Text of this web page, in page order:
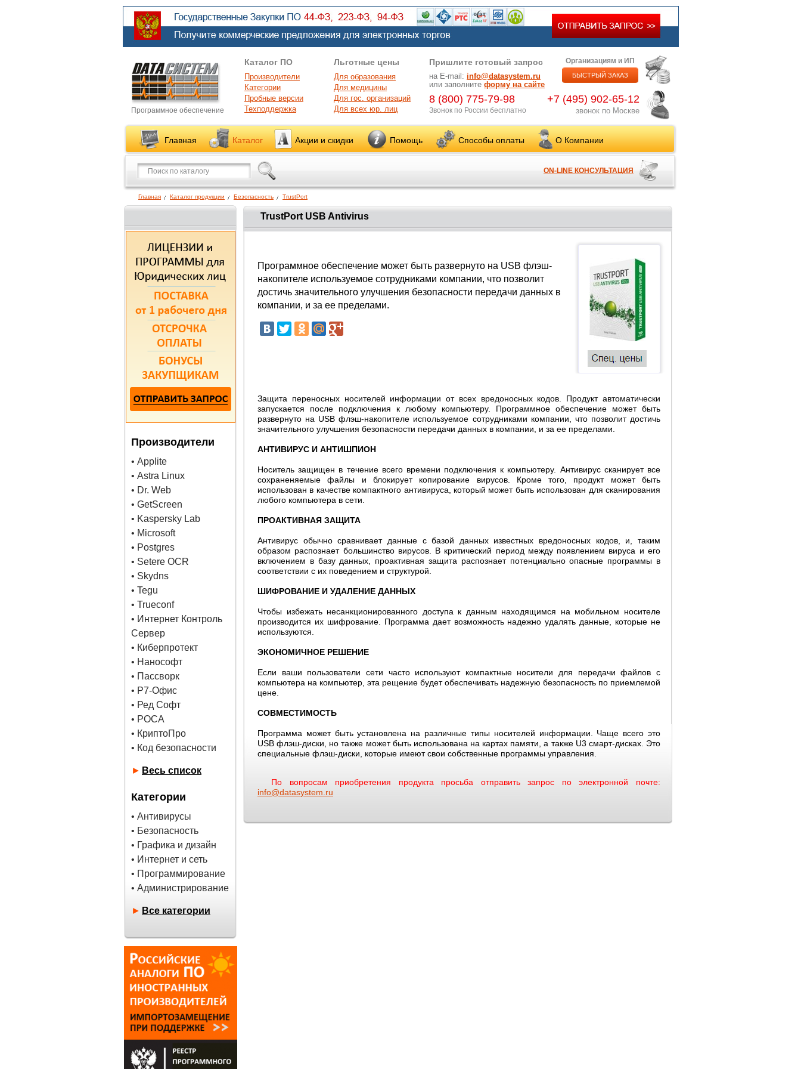
Программное обеспечение
Каталог ПО
Производители
Категории
Пробные версии
Техподдержка
Льготные цены
Для образования
Для медицины
Для гос. организаций
Для всех юр. лиц
Пришлите готовый запрос
на E-mail: info@datasystem.ru
или заполните форму на сайте
8 (800) 775-79-98
Звонок по России бесплатно
Организациям и ИП
БЫСТРЫЙ ЗАКАЗ
+7 (495) 902-65-12
звонок по Москве
Главная Каталог Акции и скидки Помощь Способы оплаты О Компании
ON-LINE КОНСУЛЬТАЦИЯ
Главная Каталог продукции Безопасность TrustPort
Производители
• Applite
• Astra Linux
• Dr. Web
• GetScreen
• Kaspersky Lab
• Microsoft
• Postgres
• Setere OCR
• Skydns
• Tegu
• Trueconf
• Интернет Контроль
Сервер
• Киберпротект
• Нанософт
• Пассворк
• Р7-Офис
• Ред Софт
• РОСА
• КриптоПро
• Код безопасности
► Весь список
Категории
• Антивирусы
• Безопасность
• Графика и дизайн
• Интернет и сеть
• Программирование
• Администрирование
► Все категории
TrustPort USB Antivirus
Программное обеспечение может быть развернуто на USB флэш-
накопителе используемое сотрудниками компании, что позволит
достичь значительного улучшения безопасности передачи данных в
компании, и за ее пределами.
Защита переносных носителей информации от всех вредоносных кодов. Продукт автоматически
запускается после подключения к любому компьютеру. Программное обеспечение может быть
развернуто на USB флэш-накопителе используемое сотрудниками компании, что позволит достичь
значительного улучшения безопасности передачи данных в компании, и за ее пределами.
АНТИВИРУС И АНТИШПИОН
Носитель защищен в течение всего времени подключения к компьютеру. Антивирус сканирует все
сохраненяемые файлы и блокирует копирование вирусов. Кроме того, продукт может быть
использован в качестве компактного антивируса, который может быть использован для сканирования
любого компьютера в сети.
ПРОАКТИВНАЯ ЗАЩИТА
Антивирус обычно сравнивает данные с базой данных известных вредоносных кодов, и, таким
образом распознает большинство вирусов. В критический период между появлением вируса и его
включением в базу данных, проактивная защита распознает потенциально опасные программы в
соответствии с их поведением и структурой.
ШИФРОВАНИЕ И УДАЛЕНИЕ ДАННЫХ
Чтобы избежать несанкционированного доступа к данным находящимся на мобильном носителе
производится их шифрование. Программа дает возможность надежно удалять данные, которые не
используются.
ЭКОНОМИЧНОЕ РЕШЕНИЕ
Если ваши пользователи сети часто используют компактные носители для передачи файлов с
компьютера на компьютер, эта рещение будет обеспечивать надежную безопасность по приемлемой
цене.
СОВМЕСТИМОСТЬ
Программа может быть установлена на различные типы носителей информации. Чаще всего это
USB флэш-диски, но также может быть использована на картах памяти, а также U3 смарт-дисках. Это
специальные флэш-диски, которые имеют свои собственные программы управления.
По вопросам приобретения продукта просьба отправить запрос по электронной почте:
info@datasystem.ru